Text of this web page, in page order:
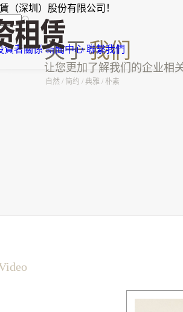
（深圳）股份有限公司！
資者關係 新聞中心 聯繫我們
关于我们
让您更加了解我们的企业相
自然 / 简约 / 典雅 / 朴素